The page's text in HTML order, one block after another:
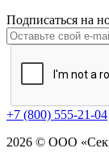
Подписаться на
+7 (800) 555-21-04
2026 © ООО